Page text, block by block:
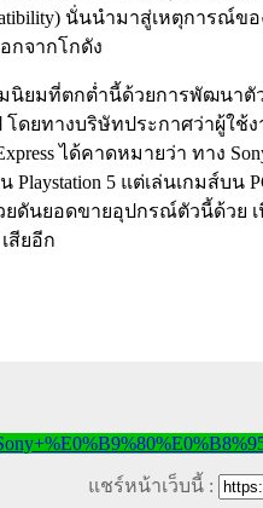
นั่นนำมาสู่เหตุการณ์ข
กจากโกดัง
นิยมที่ตกต่ำนี้ด้วยการพัฒนาตั
ดยทางบริษัทประกาศว่าผู้ใช้
ได้คาดหมายว่า ทาง
5 แต่เล่นเกมส์บน
ยดันยอดขายอุปกรณ์ตัวนี้ด้วย
สียอีก
แชร์หน้าเว็บนี้ :